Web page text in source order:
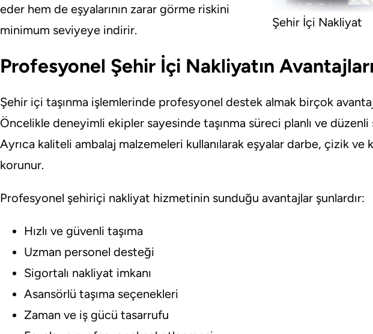
Şehir İçi Nakliyat
eder hem de eşyalarının zarar görme riskini
minimum seviyeye indirir.
Profesyonel Şehir İçi Nakliyatın Avantajları
Şehir içi taşınma işlemlerinde profesyonel destek almak birçok
Öncelikle deneyimli ekipler sayesinde taşınma süreci planlı ve
Ayrıca kaliteli ambalaj malzemeleri kullanılarak eşyalar darbe, çizik ve
korunur.
Profesyonel şehiriçi nakliyat hizmetinin sunduğu avantajlar şunlardır:
Hızlı ve güvenli taşıma
Uzman personel desteği
Sigortalı nakliyat imkanı
Asansörlü taşıma seçenekleri
Zaman ve iş gücü tasarrufu